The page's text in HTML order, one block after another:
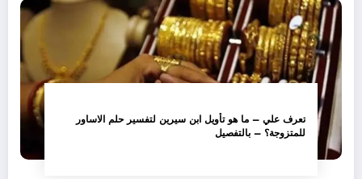
تعرف علي – ما هو تأويل ابن سيرين لتفسير حلم الاساور
للمتزوجة؟ – بالتفصيل